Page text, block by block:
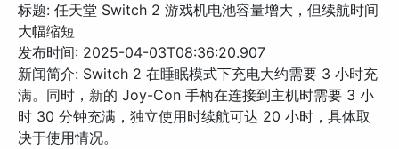
标题: 任天堂 Switch 2 游戏机电池容量增大，但续航时间
大幅缩短
发布时间: 2025-04-03T08:36:20.907
新闻简介: Switch 2 在睡眠模式下充电大约需要 3 小时充
满。同时，新的 Joy-Con 手柄在连接到主机时需要 3 小
时 30 分钟充满，独立使用时续航可达 20 小时，具体取
决于使用情况。